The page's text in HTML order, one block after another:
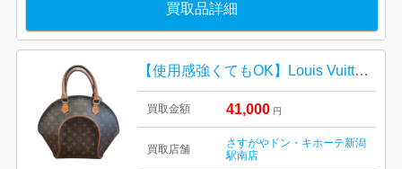
買取品詳細
【使用感強くてもOK】Louis Vuitton モノグラム・エリプスMM
買取金額 41,000 円
買取店舗
さすがやドン・キホーテ新潟
駅南店